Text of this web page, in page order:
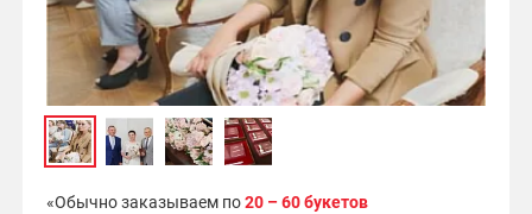
«Обычно заказываем по20 – 60 букетов